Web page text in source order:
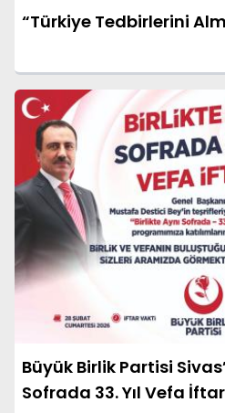
“Türkiye Tedbirlerini
Büyük Birlik Partisi
Sofrada 33. Yıl Vefa